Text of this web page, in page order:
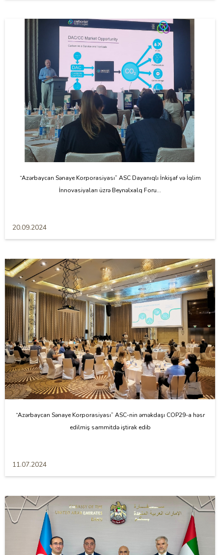
“Azərbaycan Sənaye Korporasiyası” ASC Dayanıqlı İnkişaf və İqlim
İnnovasiyaları üzrə Beynəlxalq Foru...
20.09.2024
“Azərbaycan Sənaye Korporasiyası” ASC-nin əməkdaşı COP29-a həsr
edilmiş sammitdə iştirak edib
11.07.2024